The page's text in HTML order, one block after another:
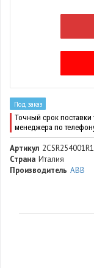
Под заказ
Точный срок поставки
менеджера по
Артикул
Страна Италия
Производитель ABB